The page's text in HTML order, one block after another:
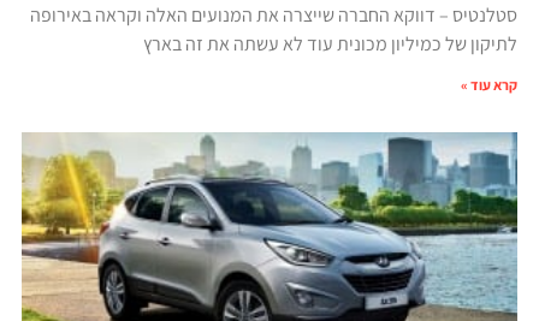
סטלנטיס – דווקא החברה שייצרה את המנועים האלה וקראה באירופה
לתיקון של כמיליון מכונית עוד לא עשתה את זה בארץ
קרא עוד »